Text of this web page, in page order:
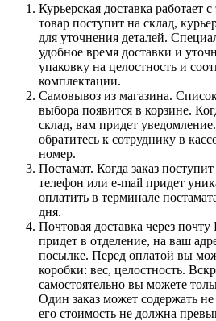
Курьерская доставка работает
товар поступит на склад,
для уточнения деталей.
удобное время доставки и
упаковку на целостность и
комплектации.
Самовывоз из магазина.
выбора появится в корзине.
склад, вам придет
обратитесь к сотруднику в
номер.
Постамат. Когда заказ
телефон или e-mail придет
оплатить в терминале
дня.
Почтовая доставка через почту
придет в отделение, на ваш
посылке. Перед оплатой вы
коробки: вес, целостность.
самостоятельно вы можете
Один заказ может содержать
его стоимость не должна